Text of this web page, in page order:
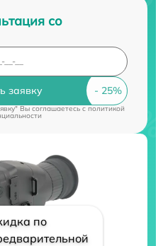
со
заявку
Вы соглашаетесь cполитикой
по